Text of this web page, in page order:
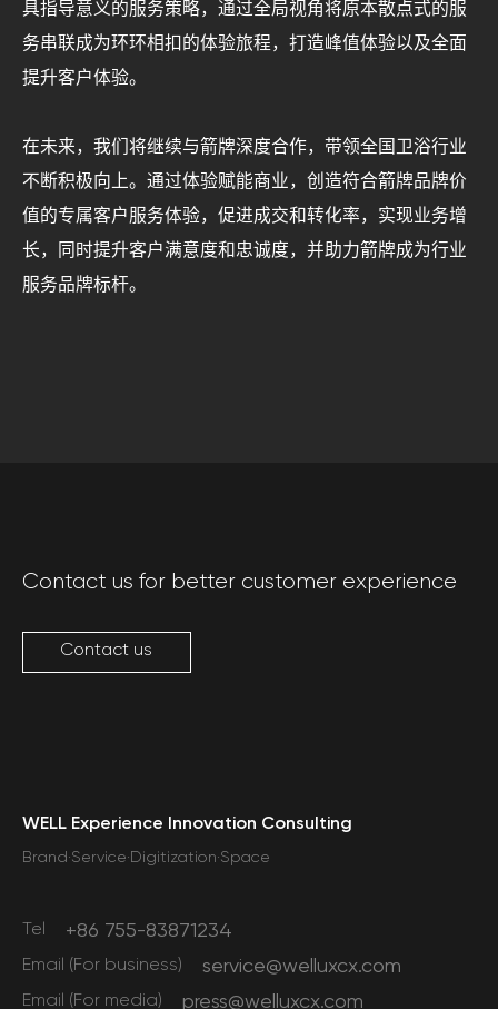
具指导意义的服务策略，通过全局视角将原本散点式的服
务串联成为环环相扣的体验旅程，打造峰值体验以及全面
提升客户体验。
在未来，我们将继续与箭牌深度合作，带领全国卫浴行业
不断积极向上。通过体验赋能商业，创造符合箭牌品牌价
值的专属客户服务体验，促进成交和转化率，实现业务增
长，同时提升客户满意度和忠诚度，并助力箭牌成为行业
服务品牌标杆。
Contact us for better customer experience
Contact us
WELL Experience Innovation Consulting
Brand·Service·Digitization·Space
Tel +86 755-83871234
Email (For business) service@welluxcx.com
Email (For media) press@welluxcx.com